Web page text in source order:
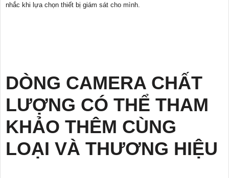
nhắc khi lựa chọn thiết bị giám sát cho mình.
DÒNG CAMERA CHẤT
LƯỢNG CÓ THỂ THAM
KHẢO THÊM CÙNG
LOẠI VÀ THƯƠNG HIỆU